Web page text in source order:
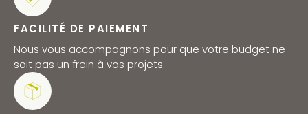
FACILITÉ DE PAIEMENT
Nous vous accompagnons pour que votre budget ne
soit pas un frein à vos projets.